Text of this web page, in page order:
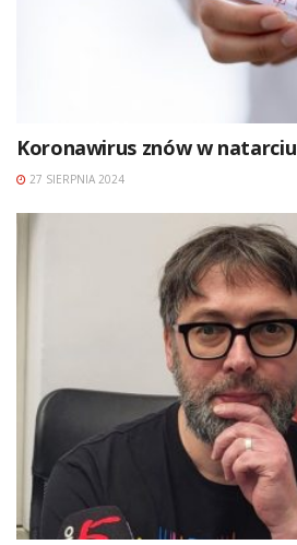
Koronawirus znów w natarciu
27 SIERPNIA 2024